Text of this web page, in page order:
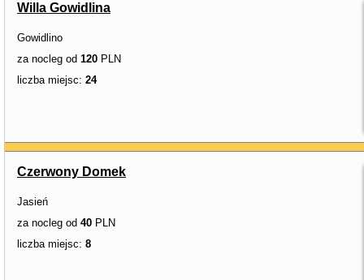
Willa Gowidlina
Gowidlino
za nocleg od 120 PLN
liczba miejsc: 24
Czerwony Domek
Jasień
za nocleg od 40 PLN
liczba miejsc: 8